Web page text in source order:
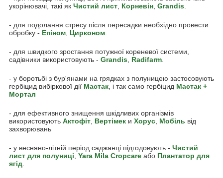
укорінювачі, такі як Чистий лист Корневін Grandis
- для подолання стресу після пересадки необхідно провести
обробку - Епіном Цирконом
- для швидкого зростання потужної кореневої системи,
садівники використовують - Grandis Radifarm
- у боротьбі з бур'янами на грядках з полуницею застосовують
гербіцид вибіркової дії Мастак , і так само гербіцид Мастак +
Мортал
- для ефективного знищення шкідливих організмів
використовують Актофіт Вертімек и Хорус Мобіль від
захворювань
- у весняно-літній період саджанці підгодовують - Чистий
лист для полуниці Yara Mila Cropcare або Плантатор для
ягід